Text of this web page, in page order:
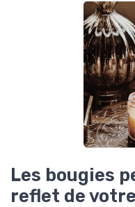
Les bougies
reflet de